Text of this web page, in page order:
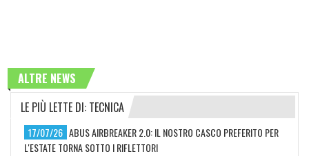
ALTRE NEWS
LE PIÙ LETTE DI: TECNICA
17/07/26 ABUS AIRBREAKER 2.0: IL NOSTRO CASCO PREFERITO PER
L'ESTATE TORNA SOTTO I RIFLETTORI